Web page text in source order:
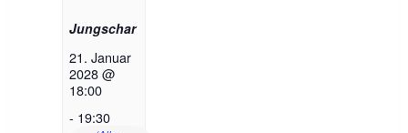
Jungschar
21. Januar
2028 @
18:00
- 19:30